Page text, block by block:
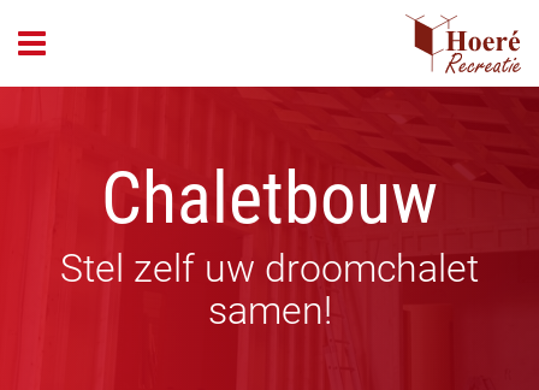
Chaletbouw
Stel zelf uw droomchalet
samen!
header_open_menu